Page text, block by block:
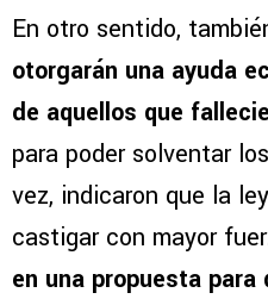
En otro sentido,
otorgarán una ayuda
de aquellos que
para poder solventar
vez, indicaron que la
castigar con mayor
en una propuesta